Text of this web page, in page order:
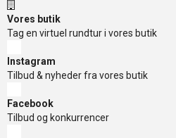
Vores butik
Tag en virtuel rundtur i vores butik
Instagram
Tilbud & nyheder fra vores butik
Facebook
Tilbud og konkurrencer